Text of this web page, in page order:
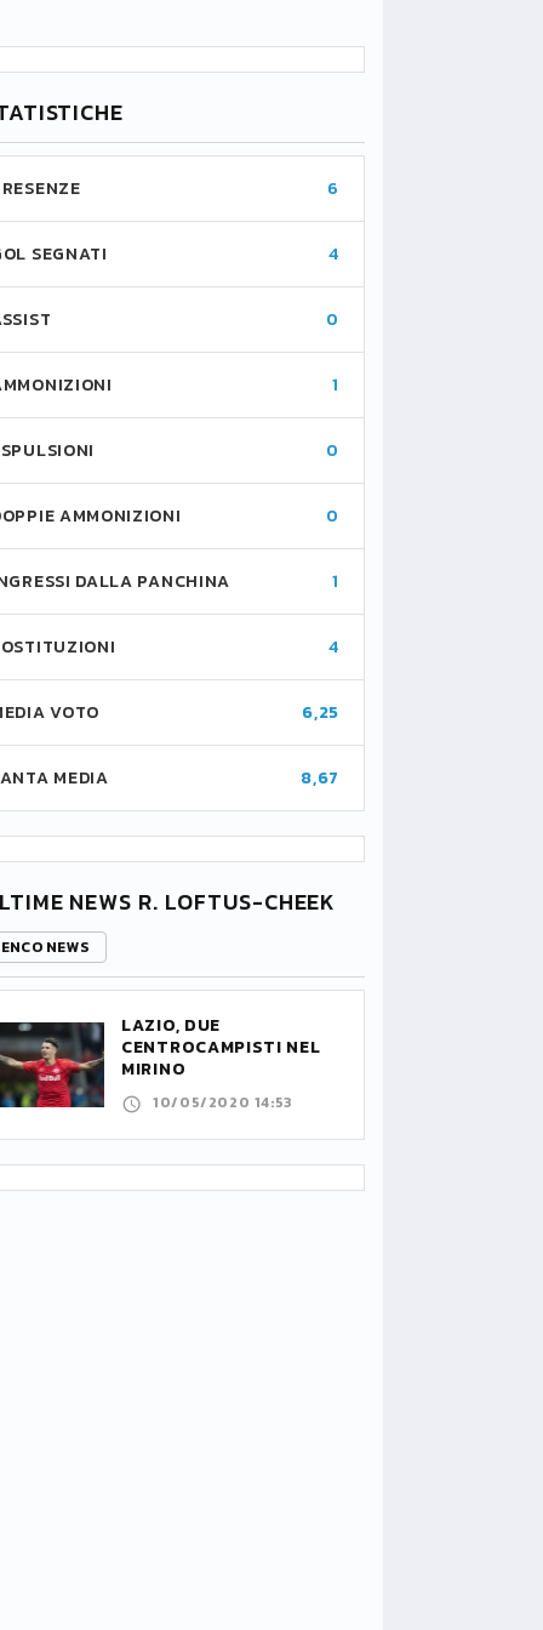
6
SEGNATI 4
0
1
0
AMMONIZIONI 0
DALLA PANCHINA 1
4
VOTO 6,25
MEDIA 8,67
NEWS R. LOFTUS-CHEEK
NEWS
LAZIO, DUE
CENTROCAMPISTI NEL
MIRINO
10/05/2020 14:53